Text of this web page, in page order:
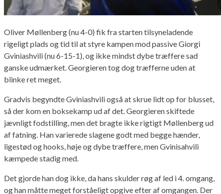
Oliver Møllenberg (nu 4-0) fik fra starten tilsyneladende
rigeligt plads og tid til at styre kampen mod passive Giorgi
Gviniashvili (nu 6-15-1), og ikke mindst dybe træffere sad
ganske udmærket. Georgieren tog dog træfferne uden at
blinke ret meget.
Gradvis begyndte Gviniashvili også at skrue lidt op for blusset,
så der kom en boksekamp ud af det. Georgieren skiftede
jævnligt fodstilling, men det bragte ikke rigtigt Møllenberg ud
af fatning. Han varierede slagene godt med begge hænder,
ligestød og hooks, høje og dybe træffere, men Gvinisahvili
kæmpede stadig med.
Det gjorde han dog ikke, da hans skulder røg af led i 4. omgang,
og han måtte meget forståeligt opgive efter af omgangen. Der